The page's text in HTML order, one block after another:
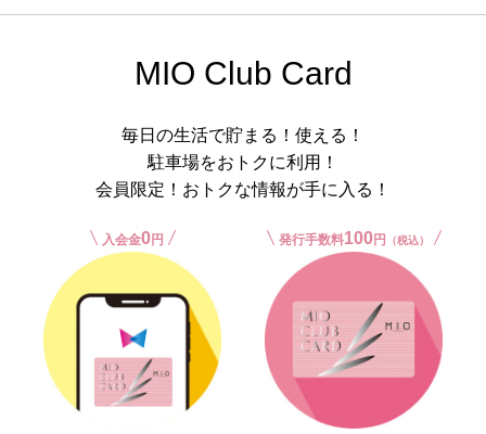
MIO Club Card
毎日の生活で貯まる！使える！
駐車場をおトクに利用！
会員限定！おトクな情報が手に入る！
入会金0円 発行手数料100円 （税込）